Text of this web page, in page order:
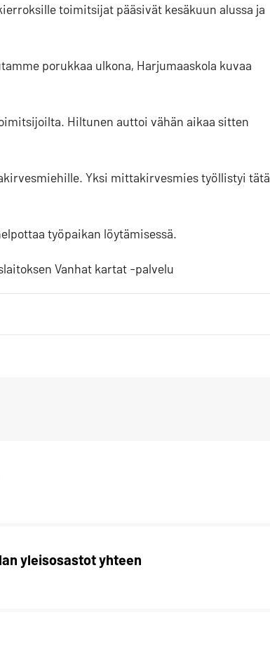
toimitsijat pääsivät kesäkuun alussa ja
porukkaa ulkona, Harjumaaskola kuvaa
Hiltunen auttoi vähän aikaa sitten
Yksi mittakirvesmies työllistyi tätä
työpaikan löytämisessä.
Vanhat kartat -palvelu
yleisosastot yhteen